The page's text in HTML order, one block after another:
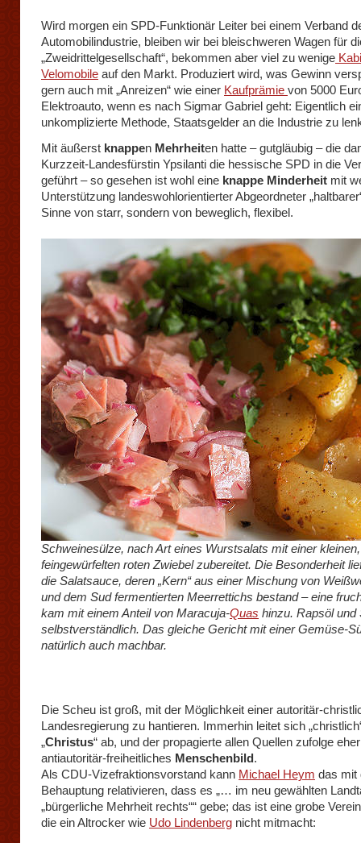
Wird morgen ein SPD-Funktionär Leiter bei einem Verband
Automobilindustrie, bleiben wir bei bleischweren Wagen für
„Zweidrittelgesellschaft“, bekommen aber viel zu wenige
Velomobile auf den Markt. Produziert wird, was Gewinn
gern auch mit „Anreizen“ wie einer Kaufprämie von 5000
Elektroauto, wenn es nach Sigmar Gabriel geht: Eigentlich
unkomplizierte Methode, Staatsgelder an die Industrie zu
Mit äußerst knappen Mehrheiten hatte – gutgläubig – die
Kurzzeit-Landesfürstin Ypsilanti die hessische SPD in die
geführt – so gesehen ist wohl eine knappe Minderheit mit
Unterstützung landeswohlorientierter Abgeordneter
Sinne von starr, sondern von beweglich, flexibel.
Schweinesülze, nach Art eines Wurstsalats mit einer kleinen,
feingewürfelten roten Zwiebel zubereitet. Die Besonderheit
die Salatsauce, deren „Kern“ aus einer Mischung von
und dem Sud fermentierten Meerrettichs bestand – eine
kam mit einem Anteil von Maracuja-Quas hinzu. Rapsöl und
selbstverständlich. Das gleiche Gericht mit einer Gemüse-
natürlich auch machbar.
Die Scheu ist groß, mit der Möglichkeit einer autoritär-
Landesregierung zu hantieren. Immerhin leitet sich
„Christus“ ab, und der propagierte allen Quellen zufolge
antiautoritär-freiheitliches Menschenbild.
Als CDU-Vizefraktionsvorstand kann Michael Heym das mit
Behauptung relativieren, dass es „… im neu gewählten
„bürgerliche Mehrheit rechts““ gebe; das ist eine grobe
die ein Altrocker wie Udo Lindenberg nicht mitmacht: